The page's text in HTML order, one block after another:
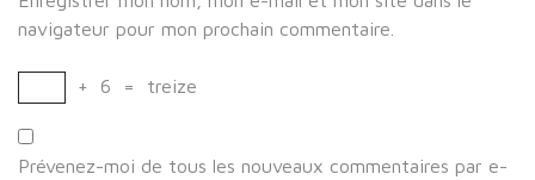
navigateur pour mon prochain commentaire.
+ 6 = treize
Prévenez-moi de tous les nouveaux commentaires par e-